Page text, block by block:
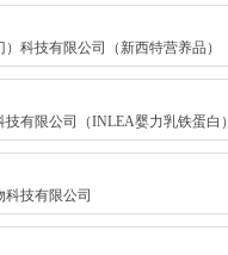
科技有限公司（新西特营养品）
有限公司（INLEA婴力乳铁蛋白）
科技有限公司